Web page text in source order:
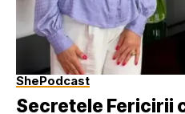
ShePodcast
Secretele Fericirii